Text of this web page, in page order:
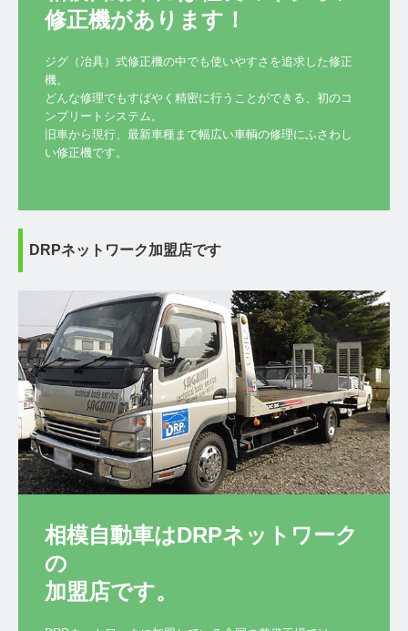
修正機があります！
ジグ（冶具）式修正機の中でも使いやすさを追求した修正
機。
どんな修理でもすばやく精密に行うことができる、初のコ
ンプリートシステム。
旧車から現行、最新車種まで幅広い車輌の修理にふさわし
い修正機です。
DRPネットワーク加盟店です
相模自動車はDRPネットワーク
の
加盟店です。